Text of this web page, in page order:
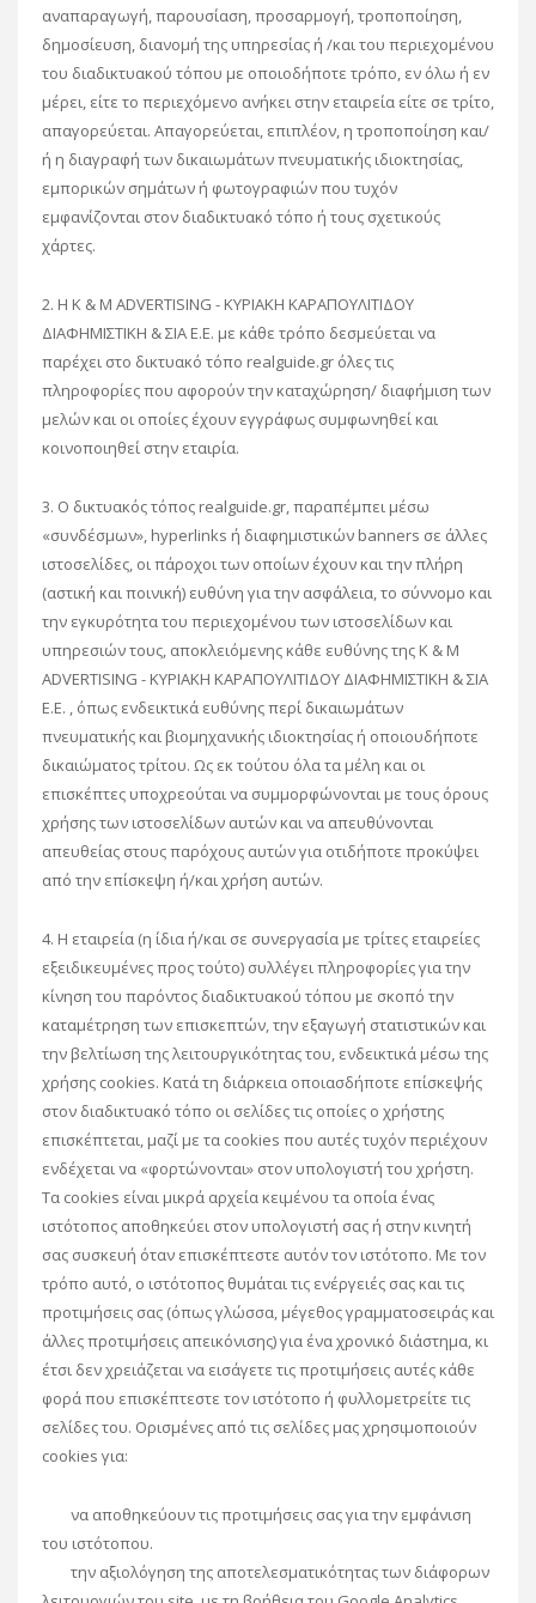
αναπαραγωγή, παρουσίαση, προσαρμογή, τροποποίηση,
δημοσίευση, διανομή της υπηρεσίας ή /και του περιεχομένου
του διαδικτυακού τόπου με οποιοδήποτε τρόπο, εν όλω ή εν
μέρει, είτε το περιεχόμενο ανήκει στην εταιρεία είτε σε τρίτο,
απαγορεύεται. Απαγορεύεται, επιπλέον, η τροποποίηση και/
ή η διαγραφή των δικαιωμάτων πνευματικής ιδιοκτησίας,
εμπορικών σημάτων ή φωτογραφιών που τυχόν
εμφανίζονται στον διαδικτυακό τόπο ή τους σχετικούς
χάρτες.
2. Η K & M ADVERTISING - ΚΥΡΙΑΚΗ ΚΑΡΑΠΟΥΛΙΤΙΔΟΥ
ΔΙΑΦΗΜΙΣΤΙΚΗ & ΣΙΑ Ε.Ε. με κάθε τρόπο δεσμεύεται να
παρέχει στο δικτυακό τόπο realguide.gr όλες τις
πληροφορίες που αφορούν την καταχώρηση/ διαφήμιση των
μελών και οι οποίες έχουν εγγράφως συμφωνηθεί και
κοινοποιηθεί στην εταιρία.
3. Ο δικτυακός τόπος realguide.gr, παραπέμπει μέσω
«συνδέσμων», hyperlinks ή διαφημιστικών banners σε άλλες
ιστοσελίδες, οι πάροχοι των οποίων έχουν και την πλήρη
(αστική και ποινική) ευθύνη για την ασφάλεια, το σύννομο και
την εγκυρότητα του περιεχομένου των ιστοσελίδων και
υπηρεσιών τους, αποκλειόμενης κάθε ευθύνης της K & M
ADVERTISING - ΚΥΡΙΑΚΗ ΚΑΡΑΠΟΥΛΙΤΙΔΟΥ ΔΙΑΦΗΜΙΣΤΙΚΗ & ΣΙΑ
Ε.Ε. , όπως ενδεικτικά ευθύνης περί δικαιωμάτων
πνευματικής και βιομηχανικής ιδιοκτησίας ή οποιουδήποτε
δικαιώματος τρίτου. Ως εκ τούτου όλα τα μέλη και οι
επισκέπτες υποχρεούται να συμμορφώνονται με τους όρους
χρήσης των ιστοσελίδων αυτών και να απευθύνονται
απευθείας στους παρόχους αυτών για οτιδήποτε προκύψει
από την επίσκεψη ή/και χρήση αυτών.
4. Η εταιρεία (η ίδια ή/και σε συνεργασία με τρίτες εταιρείες
εξειδικευμένες προς τούτο) συλλέγει πληροφορίες για την
κίνηση του παρόντος διαδικτυακού τόπου με σκοπό την
καταμέτρηση των επισκεπτών, την εξαγωγή στατιστικών και
την βελτίωση της λειτουργικότητας του, ενδεικτικά μέσω της
χρήσης cookies. Κατά τη διάρκεια οποιασδήποτε επίσκεψής
στον διαδικτυακό τόπο οι σελίδες τις οποίες ο χρήστης
επισκέπτεται, μαζί με τα cookies που αυτές τυχόν περιέχουν
ενδέχεται να «φορτώνονται» στον υπολογιστή του χρήστη.
Τα cookies είναι μικρά αρχεία κειμένου τα οποία ένας
ιστότοπος αποθηκεύει στον υπολογιστή σας ή στην κινητή
σας συσκευή όταν επισκέπτεστε αυτόν τον ιστότοπο. Με τον
τρόπο αυτό, ο ιστότοπος θυμάται τις ενέργειές σας και τις
προτιμήσεις σας (όπως γλώσσα, μέγεθος γραμματοσειράς και
άλλες προτιμήσεις απεικόνισης) για ένα χρονικό διάστημα, κι
έτσι δεν χρειάζεται να εισάγετε τις προτιμήσεις αυτές κάθε
φορά που επισκέπτεστε τον ιστότοπο ή φυλλομετρείτε τις
σελίδες του. Ορισμένες από τις σελίδες μας χρησιμοποιούν
cookies για:
να αποθηκεύουν τις προτιμήσεις σας για την εμφάνιση
του ιστότοπου.
την αξιολόγηση της αποτελεσματικότητας των διάφορων